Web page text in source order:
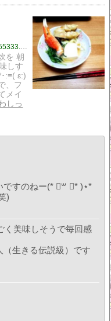
http://blog.livedoor.jp/ayapon521/archives/1555333.html
を 朝
しす
:≡( ε:)
、フ
メイ
しっ
ですのねー(* ॑꒳ ॑* )⋆*
)
く美味しそうで毎回感
生きる伝説級）です